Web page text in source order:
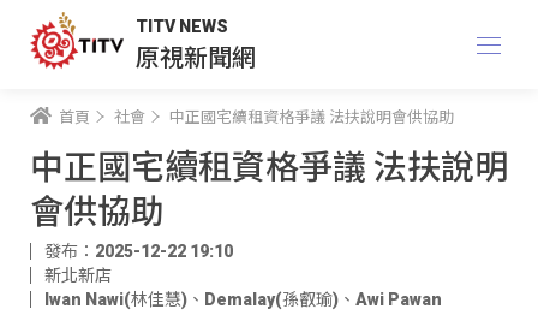
TITV NEWS
原視新聞網
首頁 社會 中正國宅續租資格爭議 法扶說明會供協助
中正國宅續租資格爭議 法扶說明
會供協助
發布：2025-12-22 19:10
新北新店
Iwan Nawi(林佳慧) 、 Demalay(孫叡瑜) 、 Awi Pawan